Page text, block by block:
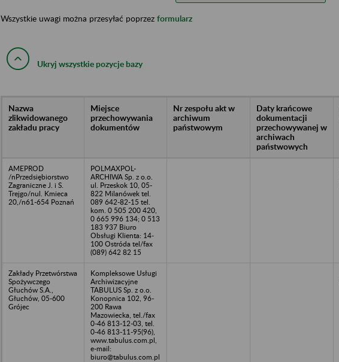
Wszystkie uwagi można przesyłać poprzez formularz
Ukryj wszystkie pozycje bazy
Nazwa
zlikwidowanego
zakładu pracy
Miejsce
przechowywania
dokumentów
Nr zespołu akt w
archiwum
państwowym
Daty krańcowe
dokumentacji
przechowywanej w
archiwach
państwowych
AMEPROD
/nPrzedsiębiorstwo
Zagraniczne J. i S.
Trejgo/nul. Kmieca
20,/n61-654 Poznań
POLMAXPOL-
ARCHIWA Sp. z o.o.
ul. Przeskok 10, 05-
822 Milanówek tel.
089 642-82-15 tel.
kom. 0 505 200 420,
0 665 996 134; 0 513
183 937 Biuro
Obsługi Klienta: 14-
100 Ostróda tel/fax
(089) 642 82 15
Zakłady Przetwórstwa
Spożywczego
Głuchów S.A.,
Głuchów, 05-600
Grójec
Kompleksowe Usługi
Archiwizacyjne
TABULUS Sp. z o.o.
Konopnica 102, 96-
200 Rawa
Mazowiecka, tel./fax
0-46 813-12-03, tel.
0-46 813-11-95(96),
www.tabulus.com.pl,
e-mail:
biuro@tabulus.com.pl